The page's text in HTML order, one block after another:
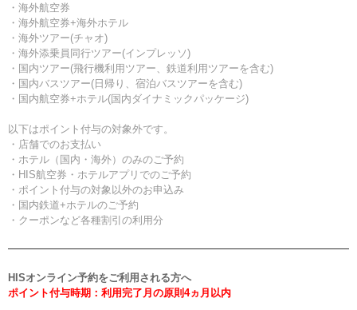
・海外航空券
・海外航空券+海外ホテル
・海外ツアー(チャオ)
・海外添乗員同行ツアー(インプレッソ)
・国内ツアー(飛行機利用ツアー、鉄道利用ツアーを含む)
・国内バスツアー(日帰り、宿泊バスツアーを含む)
・国内航空券+ホテル(国内ダイナミックパッケージ)
以下はポイント付与の対象外です。
・店舗でのお支払い
・ホテル（国内・海外）のみのご予約
・HIS航空券・ホテルアプリでのご予約
・ポイント付与の対象以外のお申込み
・国内鉄道+ホテルのご予約
・クーポンなど各種割引の利用分
HISオンライン予約をご利用される方へ
ポイント付与時期：利用完了月の原則4ヵ月以内